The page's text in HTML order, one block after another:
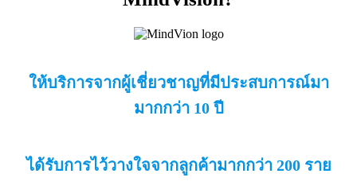
ให้บริการจากผู้เชี่ยวชาญที่มีประสบการณ์มา
มากกว่า 10 ปี
ได้รับการไว้วางใจจากลูกค้ามากกว่า 200 ราย